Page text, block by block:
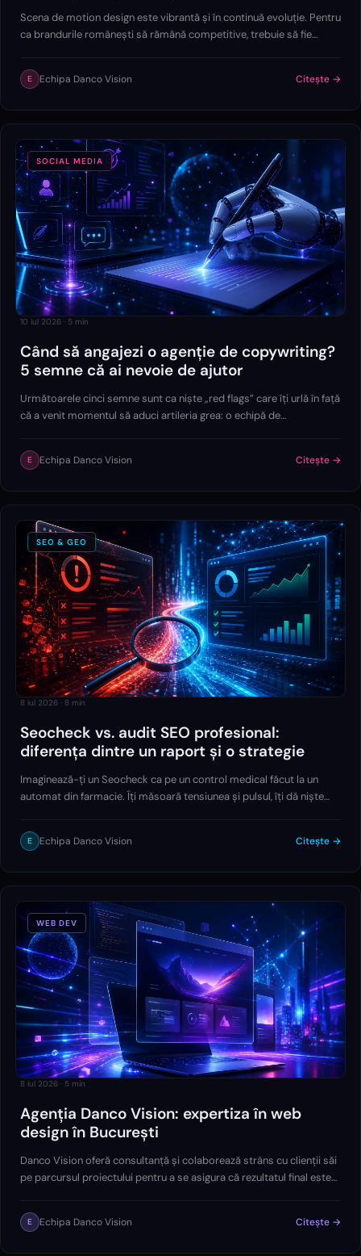
Scena de motion design este vibrantă și în continuă evoluție. Pentru
ca brandurile românești să rămână competitive, trebuie să fie
E Echipa Danco Vision Citește →
SOCIAL MEDIA
10 iul 2026 · 5 min
Când să angajezi o agenție de copywriting?
5 semne că ai nevoie de ajutor
Următoarele cinci semne sunt ca niște „red flags” care îți urlă în față
că a venit momentul să aduci artileria grea: o echipă de
E Echipa Danco Vision Citește →
SEO & GEO
8 iul 2026 · 8 min
Seocheck vs. audit SEO profesional:
diferența dintre un raport și o strategie
Imaginează-ți un Seocheck ca pe un control medical făcut la un
automat din farmacie. Îți măsoară tensiunea și pulsul, îți dă niște
Seocheck pentru site-ul tău.
E Echipa Danco Vision Citește →
WEB DEV
8 iul 2026 · 5 min
Agenția Danco Vision: expertiza în web
design în București
Danco Vision oferă consultanță și colaborează strâns cu clienții săi
pe parcursul proiectului pentru a se asigura că rezultatul final este
E Echipa Danco Vision Citește →